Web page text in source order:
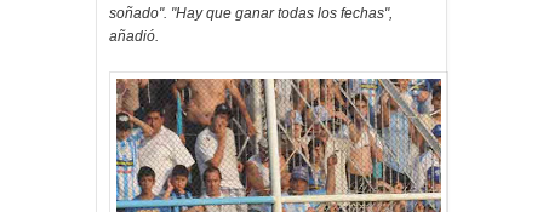
soñado". "Hay que ganar todas los fechas",
añadió.